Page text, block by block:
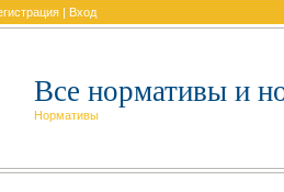
| Вход
Все нормативы и
Нормативы